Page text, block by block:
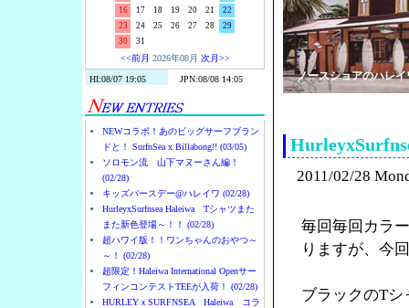
16
17 18 19 20 21
22
23
24 25 26 27 28
29
30
31
<<前月 2026年08月 次月>>
NEWコラボ！あのビッグサーフブラン
ドと！ SurfnSea x Billabong!! (03/05)
ソロモン流 山下マヌーさん編！
(02/28)
キッズバースデー@ハレイワ (02/28)
HurleyxSurfnsea Haleiwa Tシャツまた
また新色登場～！！ (02/28)
超ハワイ版！！ワンちゃんのおやつ～
～！ (02/28)
超限定！Haleiwa International Openサー
フィンコンテストTEEが入荷！ (02/28)
HURLEYｘSURFNSEA Haleiwa コラ
ノースショアのハレ
2011/02/28
毎回毎回カラ
りますが、今
ブラックのT